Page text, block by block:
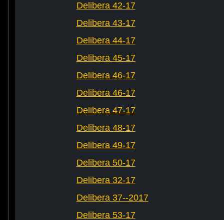
Delibera 42-17
Delibera 43-17
Delibera 44-17
Delibera 45-17
Delibera 46-17
Delibera 46-17
Delibera 47-17
Delibera 48-17
Delibera 49-17
Delibera 50-17
Delibera 32-17
Delibera 37--2017
Delibera 53-17